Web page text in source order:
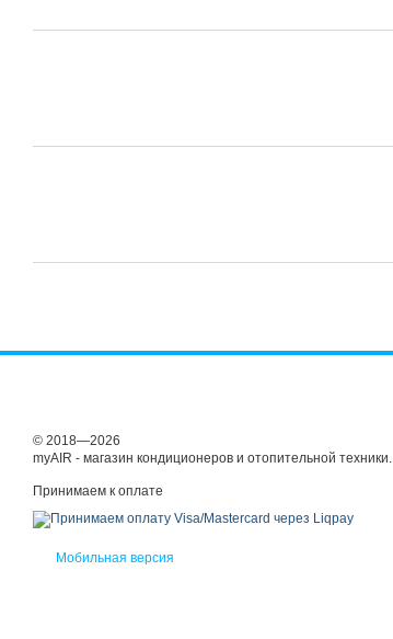
© 2018—2026
myAIR - магазин кондиционеров и отопительной техники.
Принимаем к оплате
Мобильная версия